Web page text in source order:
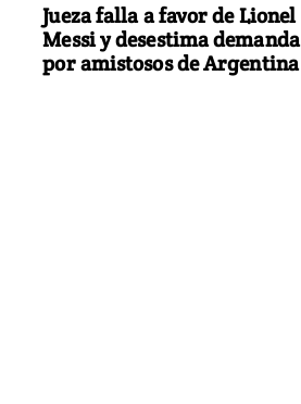
Jueza falla a favor de Lionel
Messi y desestima demanda
por amistosos de Argentina